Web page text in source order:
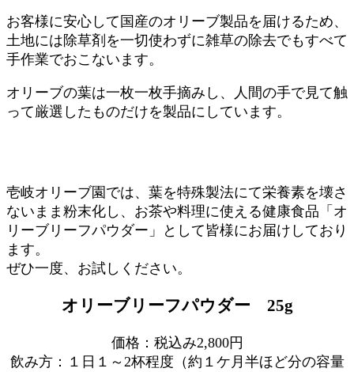
お客様に安心して国産のオリーブ製品を届けるため、
土地には除草剤を一切使わずに雑草の除去でもすべて
手作業でおこないます。
オリーブの葉は一枚一枚手摘みし、人間の手で見て触
って厳選したものだけを製品にしています。
壱岐オリーブ園では、葉を特殊製法にて栄養素を壊さ
ないまま粉末化し、お茶や料理に使える健康食品「オ
リーブリーフパウダー」として皆様にお届けしており
ます。
ぜひ一度、お試しください。
オリーブリーフパウダー 25g
価格：税込み2,800円
飲み方：１日１～2杯程度（約１ケ月半ほど分の容量